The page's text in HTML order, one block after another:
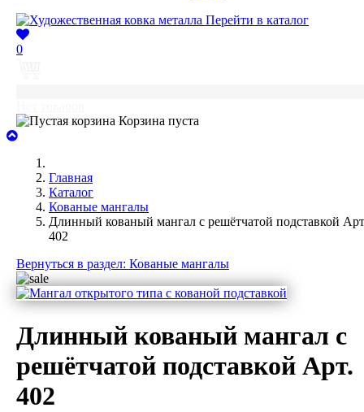
Перейти в каталог
0
Корзина пуста
Главная
Каталог
Кованые мангалы
Длинный кованый мангал с решётчатой подставкой
402
Вернуться в раздел: Кованые мангалы
Длинный кованый мангал с
решётчатой подставкой Арт.
402